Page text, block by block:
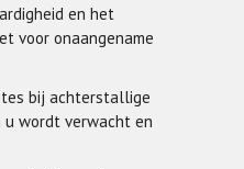
en het
voor onaangename
bij achterstallige
u wordt verwacht en